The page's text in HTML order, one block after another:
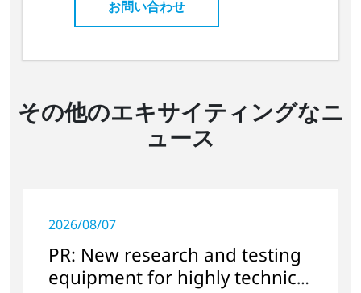
お問い合わせ
その他のエキサイティングなニ
ュース
2026/08/07
PR: New research and testing
equipment for highly technical